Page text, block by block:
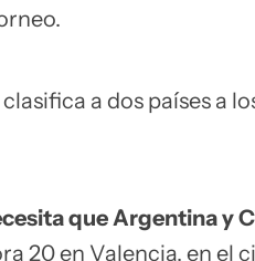
a dos países a
que Argentina y
20 en Valencia, en el